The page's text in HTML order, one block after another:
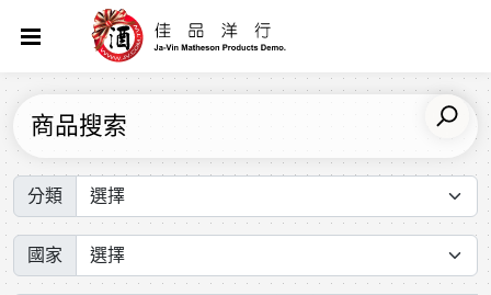
商品搜索
分類
國家